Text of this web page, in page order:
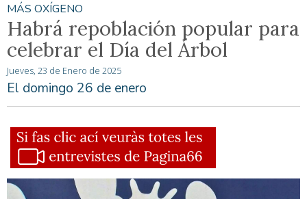
MÁS OXÍGENO
Habrá repoblación popular para
celebrar el Día del Árbol
Jueves, 23 de Enero de 2025
El domingo 26 de enero